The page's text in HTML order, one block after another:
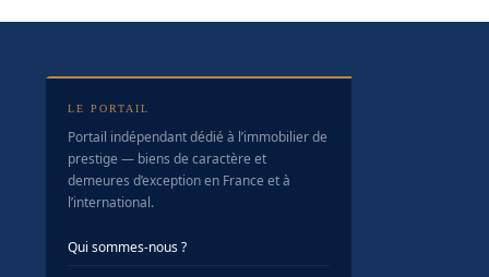
LE PORTAIL
Portail indépendant dédié à l’immobilier de
prestige — biens de caractère et
demeures d’exception en France et à
l’international.
Qui sommes-nous ?